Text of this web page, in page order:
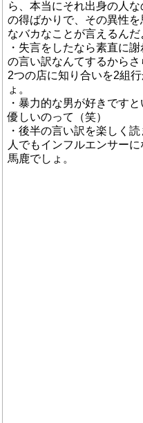
ら、本当にそれ出身の人
の得ばかりで、その異性
なバカなことが言えるんだ
・失言をしたなら素直に
の言い訳なんてするから
2つの店に知り合いを2組
ょ。
・暴力的な男が好きです
優しいのって（笑）
・後半の言い訳を楽しく
人でもインフルエンサー
馬鹿でしょ。